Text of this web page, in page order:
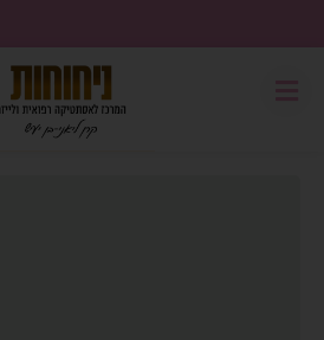
משלוח חינם בכל קנייה מעל 199₪